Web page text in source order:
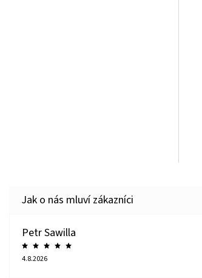
Petr Sawilla
4.8.2026